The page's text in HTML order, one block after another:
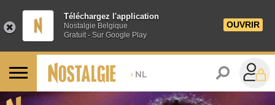
Téléchargez l'application
Nostalgie Belgique
Gratuit - Sur Google Play
OUVRIR
> NL